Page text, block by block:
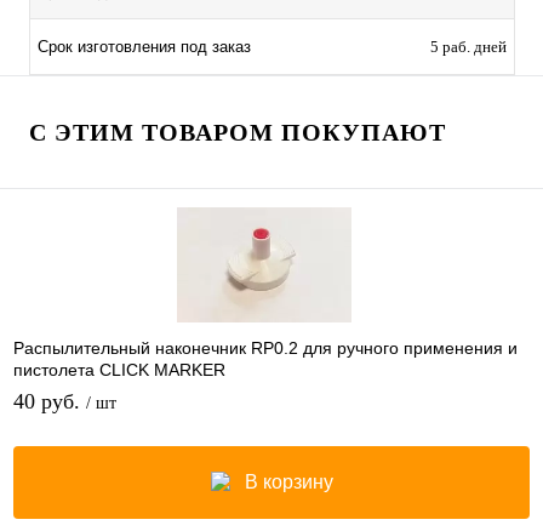
Срок изготовления под заказ 5 раб. дней
С ЭТИМ ТОВАРОМ ПОКУПАЮТ
Распылительный наконечник RP0.2 для ручного применения и
пистолета CLICK MARKER
40 руб. / шт
В корзину